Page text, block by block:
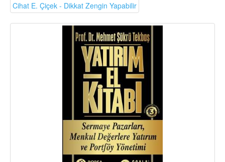
Cihat E. Çiçek - Dikkat Zengin Yapabilir